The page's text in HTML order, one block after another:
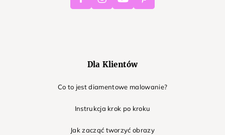
Dla Klientów
Co to jest diamentowe malowanie?
Instrukcja krok po kroku
Jak zacząć tworzyć obrazy